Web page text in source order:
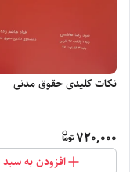
نکات کلیدی حقوق مدنی‌
720,000
افزودن به سبد